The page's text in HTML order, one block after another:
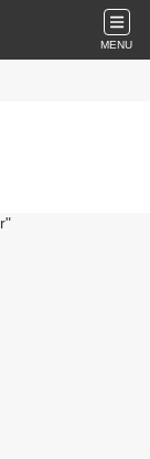
MENU